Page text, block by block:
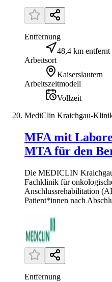
Entfernung
48,4 km entfernt
Arbeitsort
Kaiserslautern
Arbeitszeitmodell
Vollzeit
MediClin Kraichgau-
MFA mit
MTA für den
Die MEDICLIN
Fachklinik für
Anschlussrehabilitation
Patient*innen nach
Entfernung